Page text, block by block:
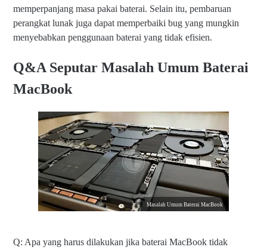
memperpanjang masa pakai baterai. Selain itu, pembaruan
perangkat lunak juga dapat memperbaiki bug yang mungkin
menyebabkan penggunaan baterai yang tidak efisien.
Q&A Seputar Masalah Umum Baterai
MacBook
Masalah Umum Baterai MacBook
Q: Apa yang harus dilakukan jika baterai MacBook tidak